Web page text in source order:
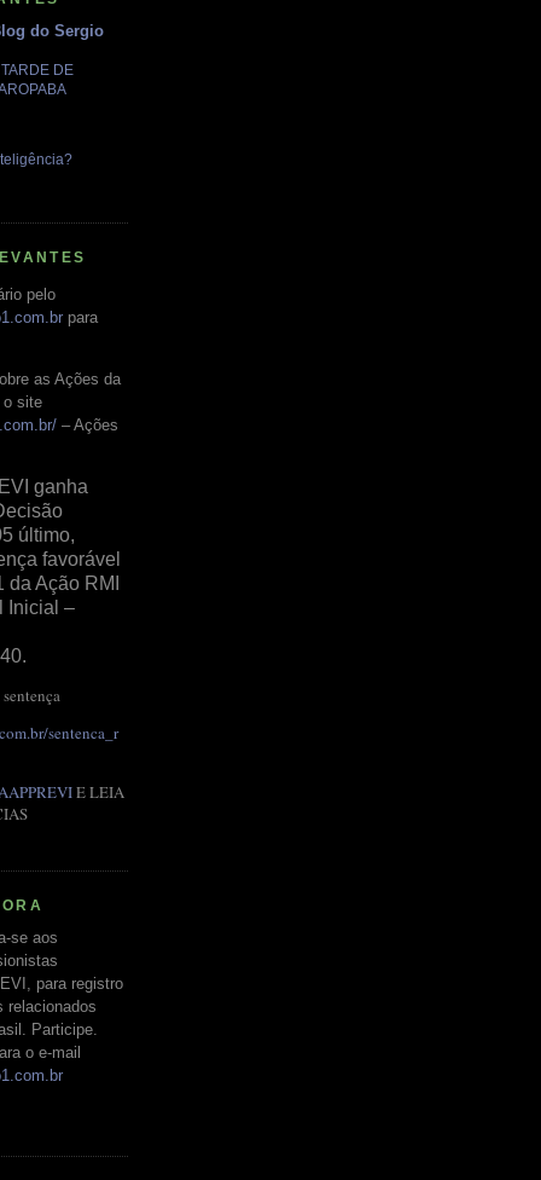
do Sergio
DE
pelo
para
as Ações da
o site
– Ações
ganha
último,
favorável
da Ação RMI
Inicial –
sentenca_r
AAPPREVIE LEIA
se aos
para registro
relacionados
Participe.
o e-mail